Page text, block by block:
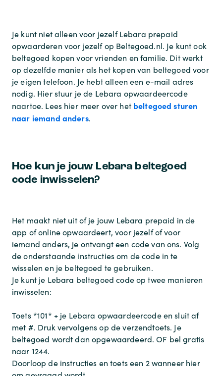
Je kunt niet alleen voor jezelf Lebara prepaid
opwaarderen voor jezelf op Beltegoed.nl. Je kunt ook
beltegoed kopen voor vrienden en familie. Dit werkt
op dezelfde manier als het kopen van beltegoed voor
je eigen telefoon. Je hebt alleen een e-mail adres
nodig. Hier stuur je de Lebara opwaardeercode
naartoe. Lees hier meer over het beltegoed sturen
naar iemand anders.
Hoe kun je jouw Lebara beltegoed
code inwisselen?
Het maakt niet uit of je jouw Lebara prepaid in de
app of online opwaardeert, voor jezelf of voor
iemand anders, je ontvangt een code van ons. Volg
de onderstaande instructies om de code in te
wisselen en je beltegoed te gebruiken.
Je kunt je Lebara beltegoed code op twee manieren
inwisselen:
Toets *101* + je Lebara opwaardeercode en sluit af
met #. Druk vervolgens op de verzendtoets. Je
beltegoed wordt dan opgewaardeerd. OF bel gratis
naar 1244.
Doorloop de instructies en toets een 2 wanneer hier